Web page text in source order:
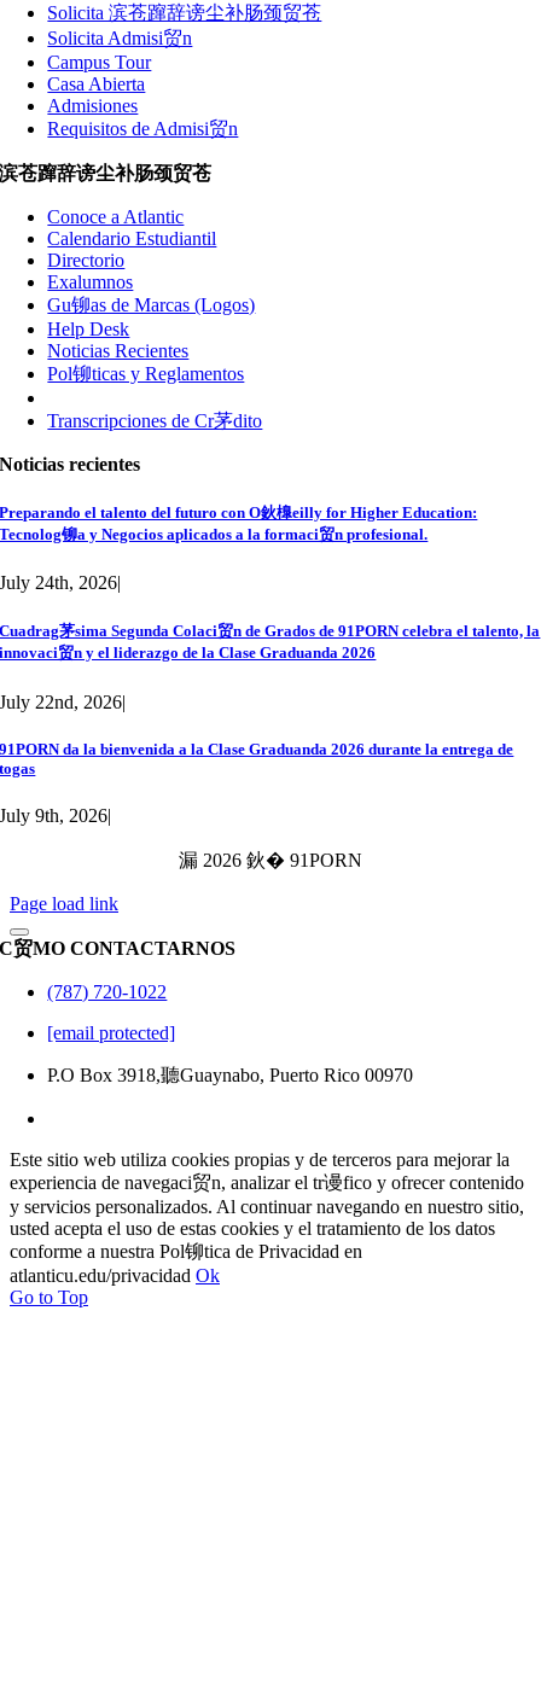
Solicita 滨苍蹿辞谤尘补肠颈贸苍
Solicita Admisi贸n
Campus Tour
Casa Abierta
Admisiones
Requisitos de Admisi贸n
滨苍蹿辞谤尘补肠颈贸苍
Conoce a Atlantic
Calendario Estudiantil
Directorio
Exalumnos
Gu铆as de Marcas (Logos)
Help Desk
Noticias Recientes
Pol铆ticas y Reglamentos
Transcripciones de Cr茅dito
Noticias recientes
Preparando el talento del futuro con O鈥橰eilly for Higher Education:
Tecnolog铆a y Negocios aplicados a la formaci贸n profesional.
July 24th, 2026|
Cuadrag茅sima Segunda Colaci贸n de Grados de 91PORN celebra el talento, la
innovaci贸n y el liderazgo de la Clase Graduanda 2026
July 22nd, 2026|
91PORN da la bienvenida a la Clase Graduanda 2026 durante la entrega de
togas
July 9th, 2026|
漏 2026 鈥� 91PORN
Page load link
C贸MO CONTACTARNOS
(787) 720-1022
[email protected]
P.O Box 3918,聽Guaynabo, Puerto Rico 00970
Este sitio web utiliza cookies propias y de terceros para mejorar la
experiencia de navegaci贸n, analizar el tr谩fico y ofrecer contenido
y servicios personalizados. Al continuar navegando en nuestro sitio,
usted acepta el uso de estas cookies y el tratamiento de los datos
conforme a nuestra Pol铆tica de Privacidad en
atlanticu.edu/privacidad Ok
Go to Top